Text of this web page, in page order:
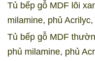
Tủ bếp gỗ MDF lõi
milamine, phủ
Tủ bếp gỗ MDF
phủ milamine, phủ